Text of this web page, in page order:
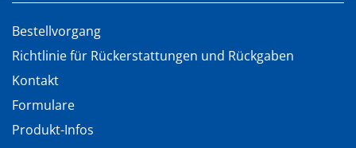
Bestellvorgang
Richtlinie für Rückerstattungen und Rückgaben
Kontakt
Formulare
Produkt-Infos